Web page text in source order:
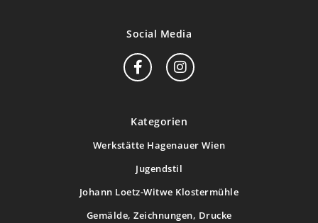
Social Media
Kategorien
Werkstätte Hagenauer Wien
Jugendstil
Johann Loetz-Witwe Klostermühle
Gemälde, Zeichnungen, Drucke